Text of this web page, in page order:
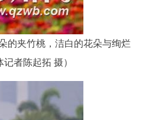
的夹竹桃，洁白的花朵与绚烂
者陈起拓 摄）